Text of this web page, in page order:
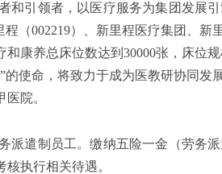
和引领者，以医疗服务为集团发展
（002219）、新里程医疗集团、
康养总床位数达到30000张，床位规
的使命，将致力于成为医教研协同
院。
派遣制员工。缴纳五险一金（劳务
执行相关待遇。